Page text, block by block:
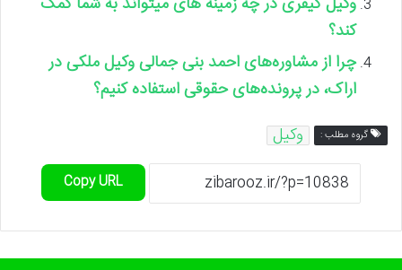
کند؟
چرا از مشاوره‌های احمد بنی جمالی وکیل ملکی در
اراک، در پرونده‌های حقوقی استفاده کنیم؟
گروه مطلب : وکیل
Copy URL